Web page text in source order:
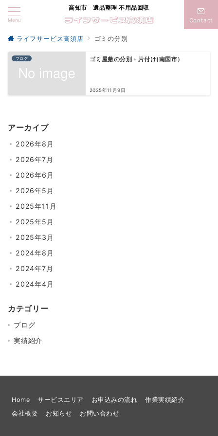
Menu
高知市 遺品整理 不用品回収
Contact
ライフサービス高須店 ゴミの分別
ブログ ゴミ屋敷の分別・片付け(南国市）
2025年11月9日
アーカイブ
2026年8月
2026年7月
2026年6月
2026年5月
2025年11月
2025年5月
2025年3月
2024年8月
2024年7月
2024年4月
カテゴリー
ブログ
実績紹介
Home サービスエリア お申込みの流れ
作業実績紹介
会社概要
お知らせ お問い合わせ